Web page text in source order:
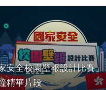
安全校園壁報設計比賽」
精華片段